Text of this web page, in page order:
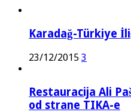
Karadağ-Türkiye
23/12/2015 3
Restauracija Ali
od strane TIKA-e